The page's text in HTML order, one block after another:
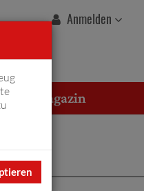
Anmelden
Magazin